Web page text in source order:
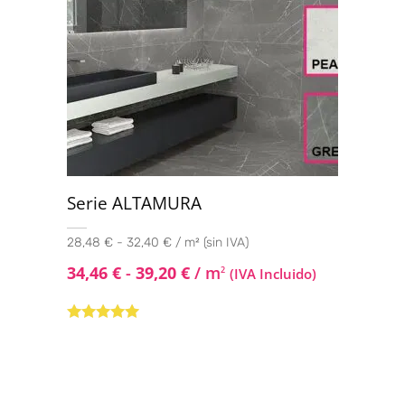
Serie ALTAMURA
28,48 € - 32,40 € / m² (sin IVA)
34,46 € - 39,20 € / m2 (IVA Incluido)